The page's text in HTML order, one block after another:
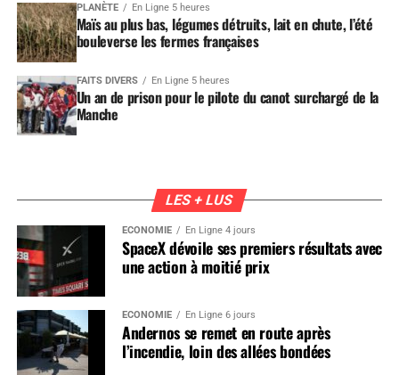
PLANÈTE En Ligne 5 heures
Maïs au plus bas, légumes détruits, lait en chute, l’été
bouleverse les fermes françaises
FAITS DIVERS En Ligne 5 heures
Un an de prison pour le pilote du canot surchargé de la
Manche
LES + LUS
ÉCONOMIE En Ligne 4 jours
SpaceX dévoile ses premiers résultats avec
une action à moitié prix
ÉCONOMIE En Ligne 6 jours
Andernos se remet en route après
l’incendie, loin des allées bondées